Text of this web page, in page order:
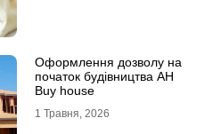
Оформлення дозволу на
початок будівництва АН
Buy house
1 Травня, 2026